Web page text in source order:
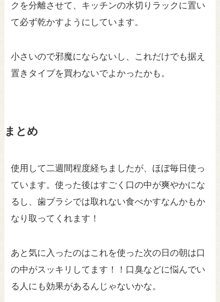
クを分離させて、キッチンの水切りラックに置い
て必ず乾かすようにしています。
小さいので邪魔にならないし、これだけでも据え
置きタイプを買わないでよかったかも。
まとめ
使用して二週間程度経ちましたが、ほぼ毎日使っ
ています。使った後はすごく口の中が爽やかにな
るし、歯ブラシでは取れない食べかすなんかもか
なり取ってくれます！
あと気に入ったのはこれを使った次の日の朝は口
の中がスッキリしてます！！口臭などに悩んでい
る人にも効果があるんじゃないかな。